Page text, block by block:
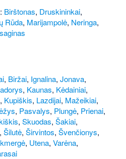
Birštonas, Druskininkai,
Rūda, Marijampolė, Neringa,
, Biržai, Ignalina,Jonava,
, Kaunas, Kėdainiai,
, Kupiškis, Lazdijai, Mažeikiai,
, Pasvalys, Plungė, Prienai,
,Skuodas,Šakiai,
,Šilutė,Širvintos,Švenčionys,
, Utena,Varėna,